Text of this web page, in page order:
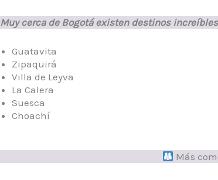
Muy cerca de Bogotá existen destinos
Guatavita
Zipaquirá
Villa de Leyva
La Calera
Suesca
Choachí
Más